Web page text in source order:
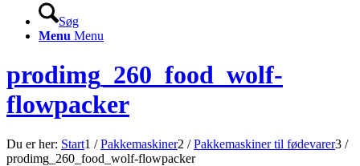
Søg
Menu Menu
prodimg_260_food_wolf-
flowpacker
Du er her: Start1 / Pakkemaskiner2 / Pakkemaskiner til fødevarer3 /
prodimg_260_food_wolf-flowpacker